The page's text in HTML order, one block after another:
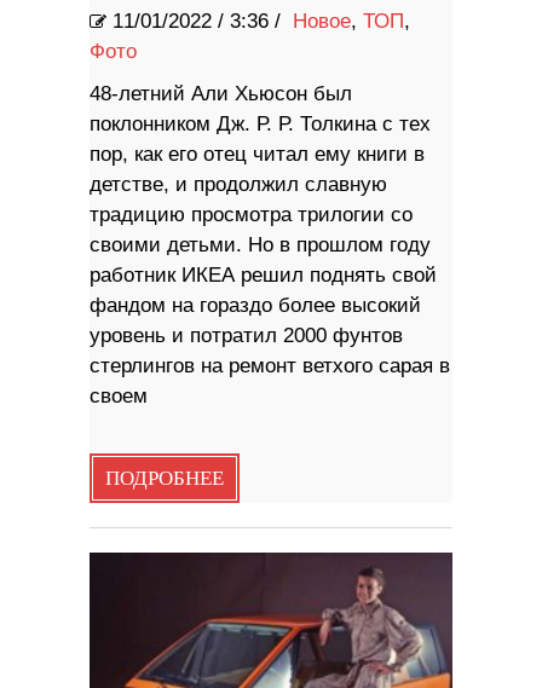
11/01/2022 / 3:36 / Новое, ТОП,
Фото
48-летний Али Хьюсон был
поклонником Дж. Р. Р. Толкина с тех
пор, как его отец читал ему книги в
детстве, и продолжил славную
традицию просмотра трилогии со
своими детьми. Но в прошлом году
работник ИКЕА решил поднять свой
фандом на гораздо более высокий
уровень и потратил 2000 фунтов
стерлингов на ремонт ветхого сарая в
своем
ПОДРОБНЕЕ